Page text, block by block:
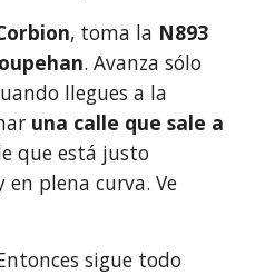
, toma la N893
. Avanza sólo
una calle que sale a
que está justo
plena curva. Ve
sigue todo